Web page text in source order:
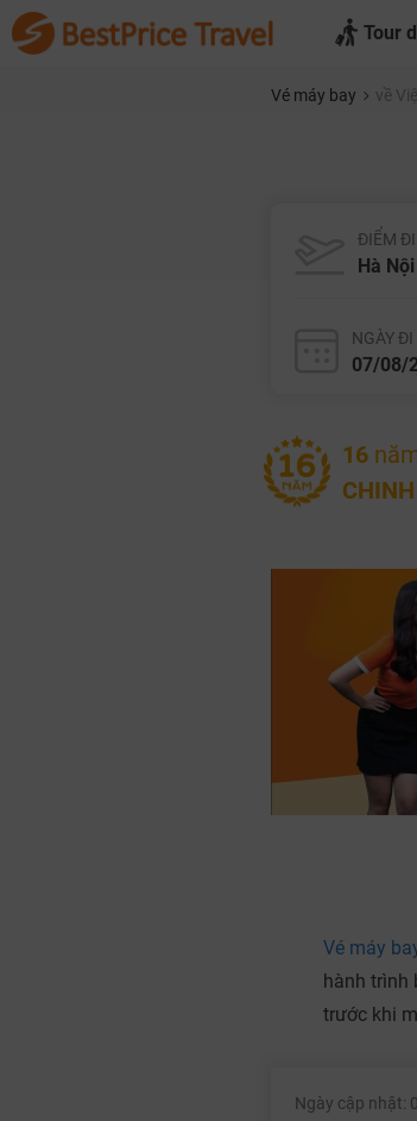
Tour
Vé máy bay về
ĐIỂM ĐI
NGÀY ĐI
16
Vé máy
hành trình
trước khi
Ngày cập nhật: